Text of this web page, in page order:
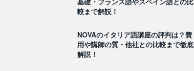
較まで解説！
NOVAのイタリア語講座の評判は？費
用や講師の質・他社との比較まで徹底
解説！